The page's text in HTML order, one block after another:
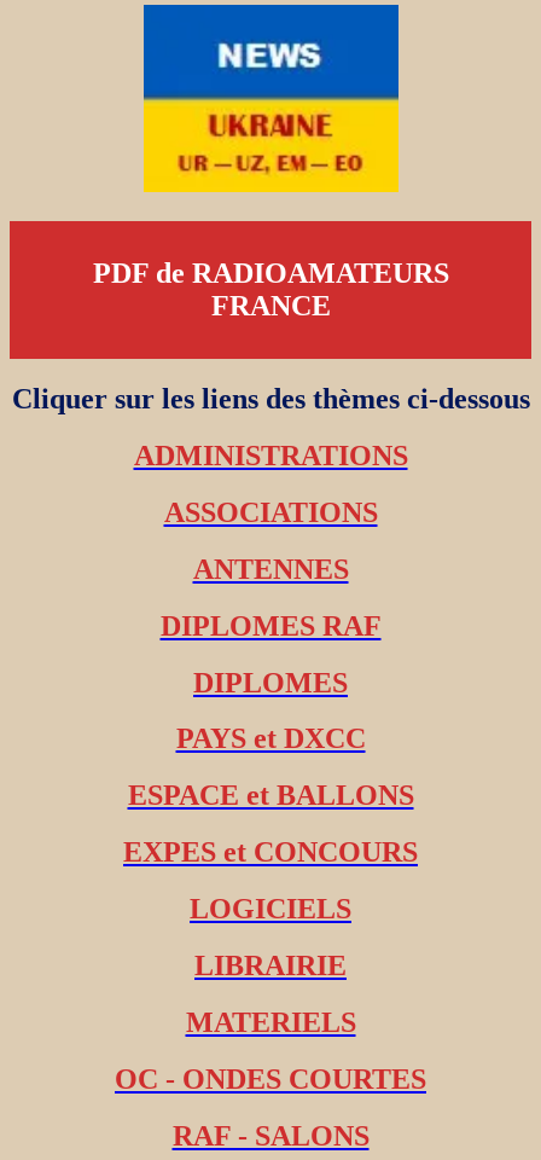
PDF de RADIOAMATEURS
FRANCE
Cliquer sur les liens des thèmes ci-dessous
ADMINISTRATIONS
ASSOCIATIONS
ANTENNES
DIPLOMES RAF
DIPLOMES
PAYS et DXCC
ESPACE et BALLONS
EXPES et CONCOURS
LOGICIELS
LIBRAIRIE
MATERIELS
OC - ONDES COURTES
RAF - SALONS